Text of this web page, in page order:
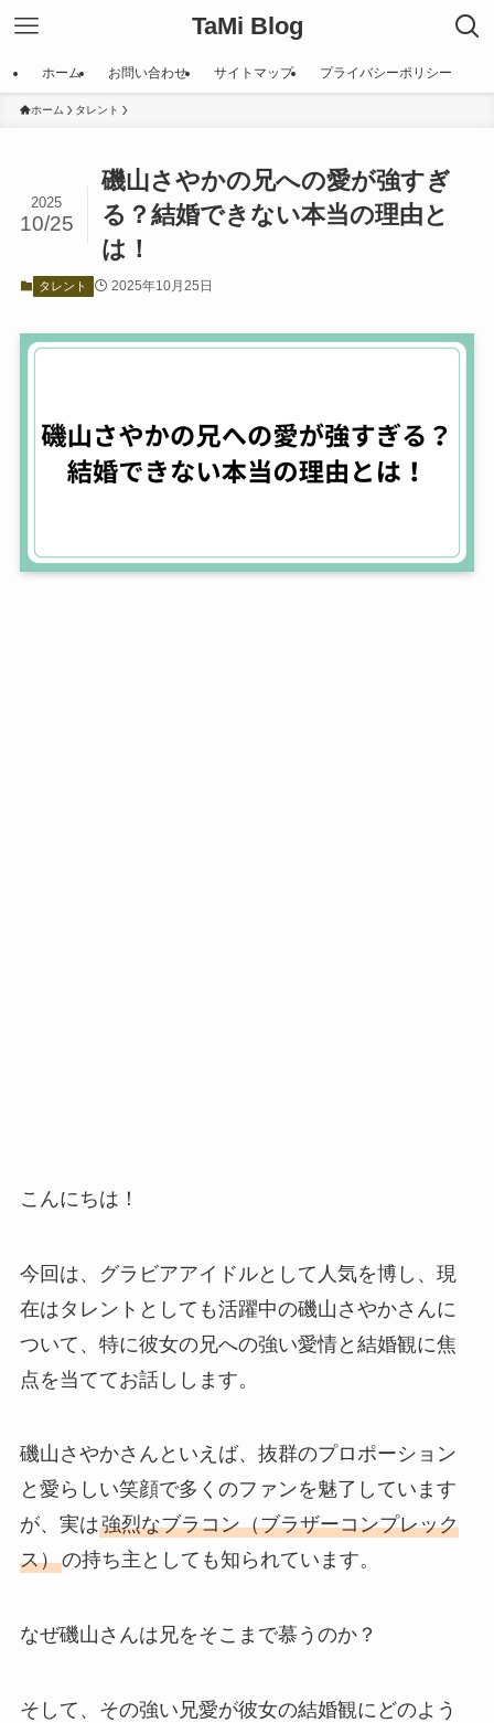
TaMi Blog
ホーム お問い合わせ サイトマップ プライバシーポリシー
ホーム タレント
磯山さやかの兄への愛が強すぎ
る？結婚できない本当の理由と
は！
2025
10/25
タレント 2025年10月25日
こんにちは！
今回は、グラビアアイドルとして人気を博し、現
在はタレントとしても活躍中の磯山さやかさんに
ついて、特に彼女の兄への強い愛情と結婚観に焦
点を当ててお話しします。
磯山さやかさんといえば、抜群のプロポーション
と愛らしい笑顔で多くのファンを魅了しています
が、実は強烈なブラコン（ブラザーコンプレック
ス）の持ち主としても知られています。
なぜ磯山さんは兄をそこまで慕うのか？
そして、その強い兄愛が彼女の結婚観にどのよう